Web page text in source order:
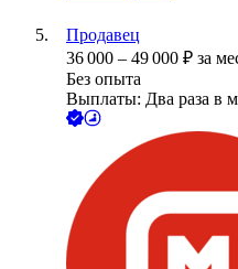
Продавец
36 000 – 49 000 ₽ за
Без опыта
Выплаты: Два раза в